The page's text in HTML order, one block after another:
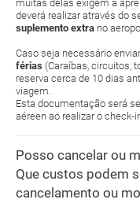
muitas delas exigem a
deverá realizar através do
suplemento extra no
Caso seja necessário
férias (Caraíbas, circuitos,
reserva cerca de 10 dias
viagem.
Esta documentação será
aéreen ao realizar o check-
Posso cancelar ou
Que custos podem
cancelamento ou